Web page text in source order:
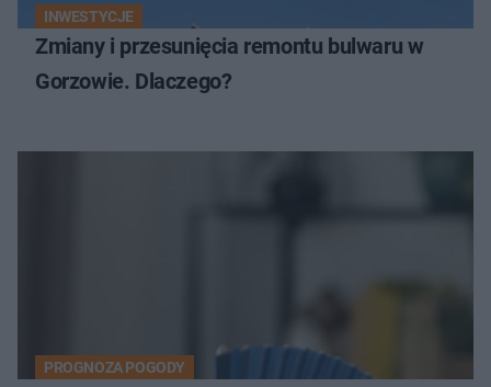
INWESTYCJE
Zmiany i przesunięcia remontu bulwaru w
Gorzowie. Dlaczego?
PROGNOZA POGODY